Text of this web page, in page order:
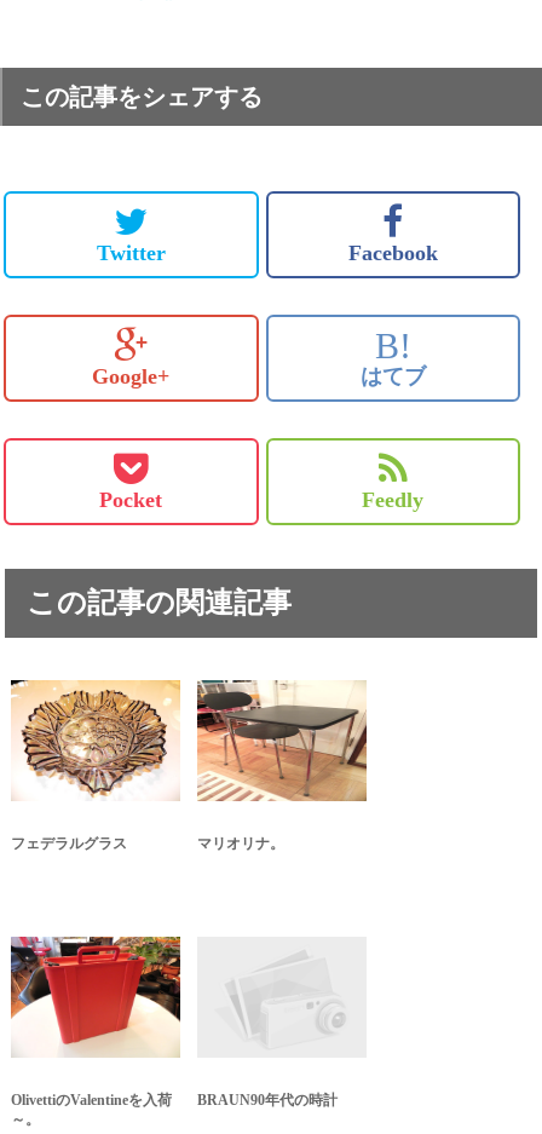
この記事をシェアする
Twitter Facebook
Google+
B!
はてブ
Pocket Feedly
この記事の関連記事
フェデラルグラス マリオリナ。
OlivettiのValentineを入荷
～。
BRAUN90年代の時計